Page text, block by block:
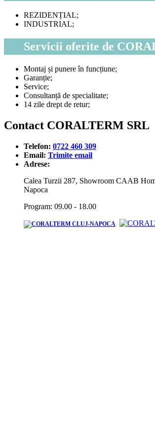
REZIDENȚIAL;
INDUSTRIAL;
Servicii oferite de
Montaj și punere în funcțiune;
Garanție;
Service;
Consultanță de specialitate;
14 zile drept de retur;
Contact CORALTERM SRL
Telefon: 0722 460 309
Email: Trimite email
Adrese:
Calea Turzii 287, Showroom CAAB
Napoca
Program: 09.00 - 18.00